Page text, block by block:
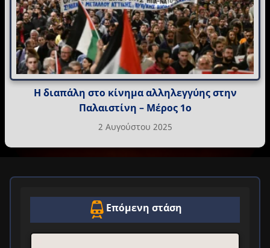
Η διαπάλη στο κίνημα αλληλεγγύης στην
Παλαιστίνη – Μέρος 1ο
2 Αυγούστου 2025
Επόμενη στάση